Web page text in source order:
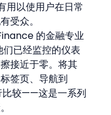
用以使用户在日常
受众。
的金融专业
已经监控的仪表
接近于零。将其
签页、导航到
比较——这是一系列